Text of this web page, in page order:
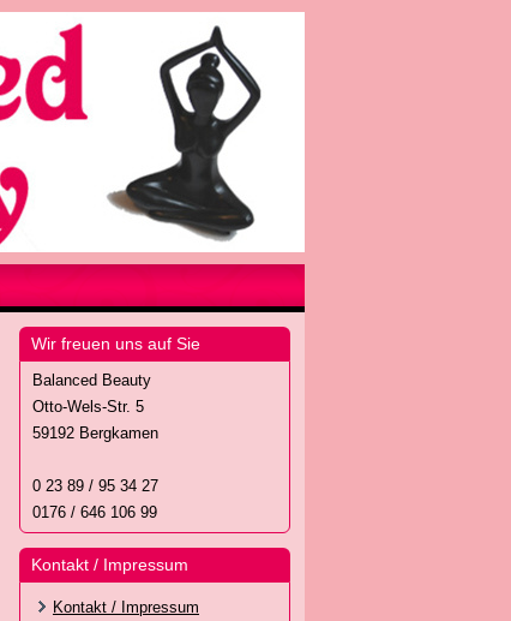
Wir freuen uns auf Sie
Balanced Beauty
Otto-Wels-Str. 5
59192 Bergkamen
0 23 89 / 95 34 27
0176 / 646 106 99
Kontakt / Impressum
Kontakt / Impressum